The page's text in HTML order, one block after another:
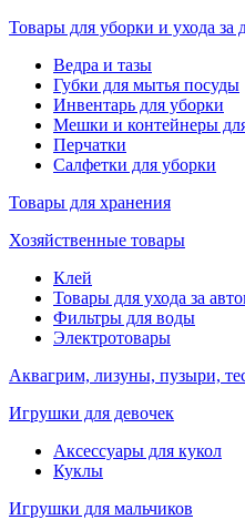
Товары для уборки и ухода за
Ведра и тазы
Губки для мытья посуды
Инвентарь для уборки
Мешки и контейнеры
Перчатки
Салфетки для уборки
Товары для хранения
Хозяйственные товары
Клей
Товары для ухода за
Фильтры для воды
Электротовары
Аквагрим, лизуны, пузыри,
Игрушки для девочек
Аксессуары для кукол
Куклы
Игрушки для мальчиков